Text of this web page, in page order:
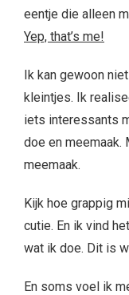
eentje die alleen
Yep, that’s me!
Ik kan gewoon
kleintjes. Ik
iets interessants
doe en meemaak.
meemaak.
Kijk hoe grappig
cutie. En ik vind
wat ik doe. Dit is
En soms voel ik